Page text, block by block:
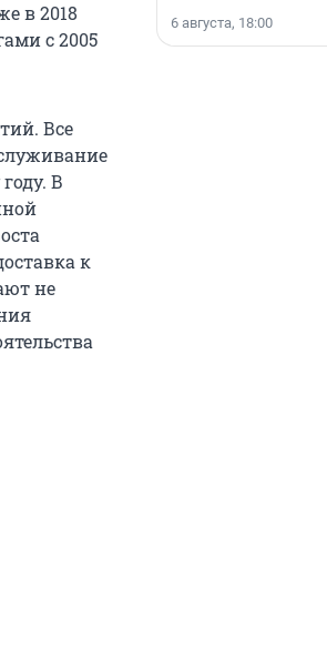
в 2018
с 2005
Все
В
к
не
6 августа, 18:00